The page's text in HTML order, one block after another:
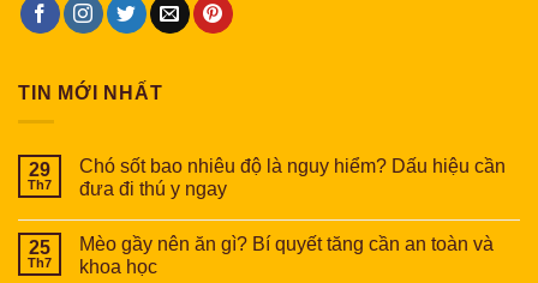
TIN MỚI NHẤT
29
Th7
Chó sốt bao nhiêu độ là nguy hiểm? Dấu hiệu cần
đưa đi thú y ngay
25
Th7
Mèo gầy nên ăn gì? Bí quyết tăng cần an toàn và
khoa học